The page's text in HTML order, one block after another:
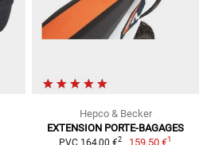
Hepco & Becker
EXTENSION PORTE-BAGAGES
PVC 164,00 €2 159,50 €1